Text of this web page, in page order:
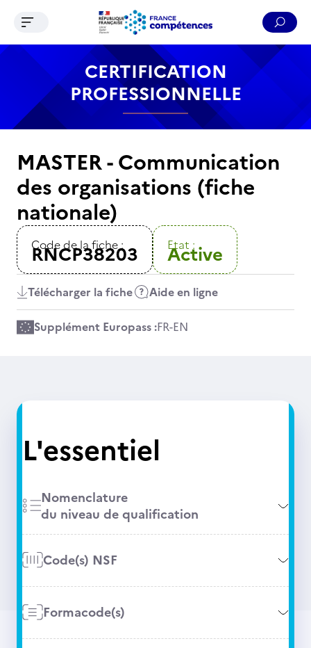
Contenu Recherche Menu Pied de page
Ouvrir le menu de navigation
CERTIFICATION
PROFESSIONNELLE
MASTER - Communication
des organisations (fiche
nationale)
Code de la fiche :
RNCP38203 Etat :
Active
Télécharger la fiche Aide en ligne
Supplément Europass :FR-EN
L'essentiel
Nomenclature
du niveau de qualification
Code(s) NSF
Formacode(s)